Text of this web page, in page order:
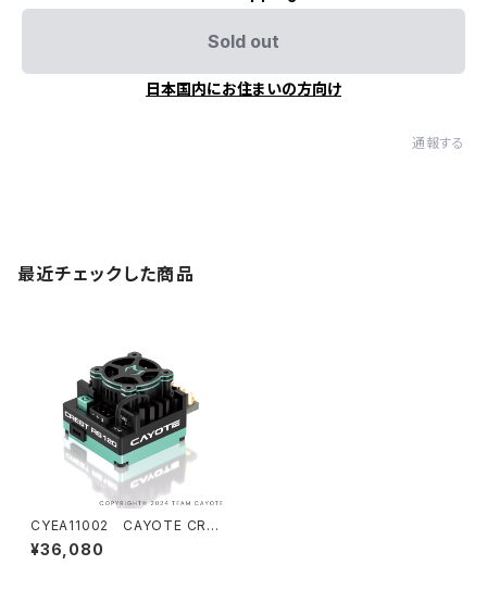
Sold out
日本国内にお住まいの方向け
通報する
最近チェックした商品
CYEA11002 CAYOTE CRE
ST RS120 センサードブラシレ
スコンペティションESC
¥36,080